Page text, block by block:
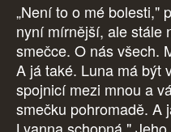
„Není to o mé bolesti,"
nyní mírnější, ale stále
smečce. O nás všech.
A já také. Luna má být
spojnicí mezi mnou a
smečku pohromadě. A